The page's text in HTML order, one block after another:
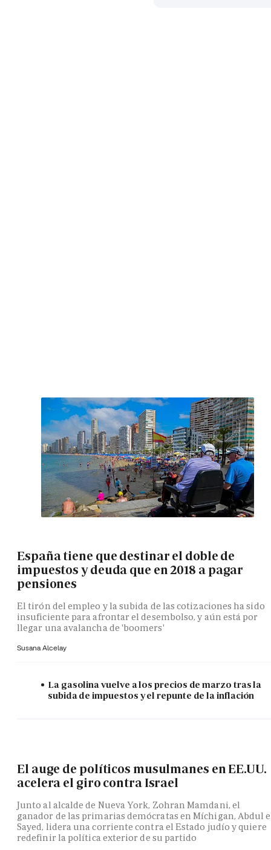
España tiene que destinar el doble de
impuestos y deuda que en 2018 a pagar
pensiones
El tirón del empleo y la subida de las cotizaciones ha sido
insuficiente para afrontar el desembolso, y aún está por
llegar una avalancha de 'boomers'
Susana Alcelay
La gasolina vuelve a los precios de marzo tras la
subida de impuestos y el repunte de la inflación
El auge de políticos musulmanes en EE.UU.
acelera el giro contra Israel
Junto al alcalde de Nueva York, Zohran Mamdani, el
ganador de las primarias demócratas en Míchigan, Abdul
Sayed, lidera una corriente contra el Estado judío y quiere
redefinir la política exterior de su partido